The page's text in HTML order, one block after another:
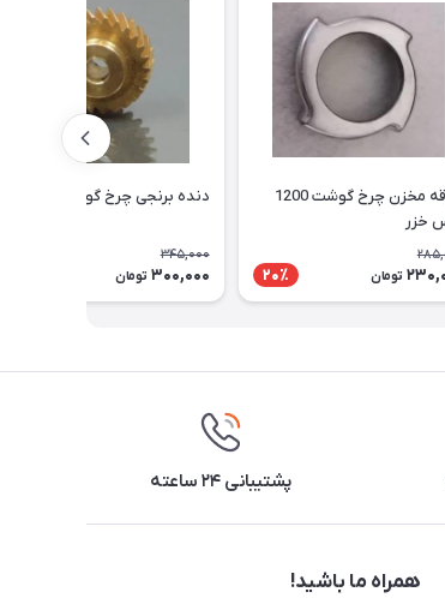
طوقه مخزن چرخ گوشت 1200
خزر
تومان 20٪
دنده برنجی چرخ گوشت توشیبا
345,000
300,000 تومان
پشتیبانی ۲۴ ساعته
همراه ما باشید!